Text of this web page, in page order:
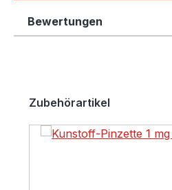
Bewertungen
Produktgalerie überspringen
Zubehörartikel